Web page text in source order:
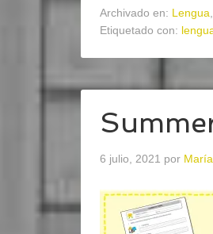
Archivado en: Lengua
Etiquetado con:
6 julio, 2021 por María